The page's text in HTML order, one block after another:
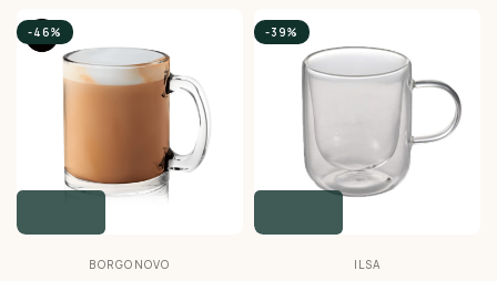
-46%
BORGONOVO
-39%
ILSA